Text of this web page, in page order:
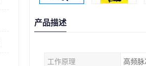
产品描述
工作原理 高频脉